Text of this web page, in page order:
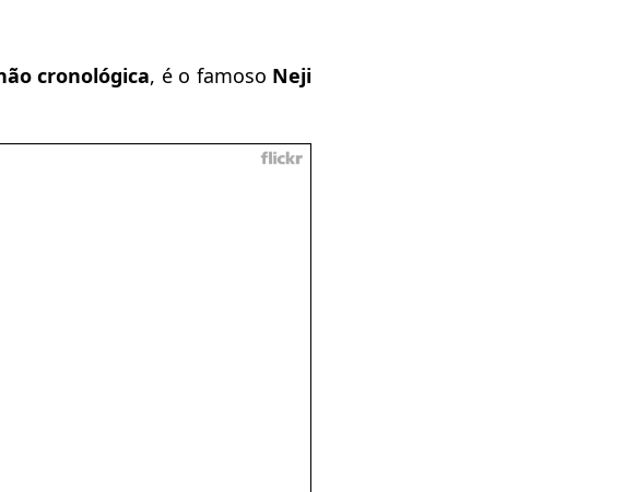
cronológica, é o famoso Neji